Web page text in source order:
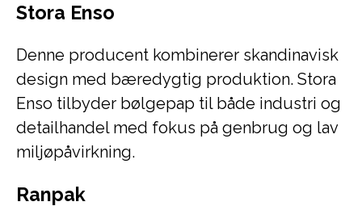
Stora Enso
Denne producent kombinerer skandinavisk
design med bæredygtig produktion. Stora
Enso tilbyder bølgepap til både industri og
detailhandel med fokus på genbrug og lav
miljøpåvirkning.
Ranpak